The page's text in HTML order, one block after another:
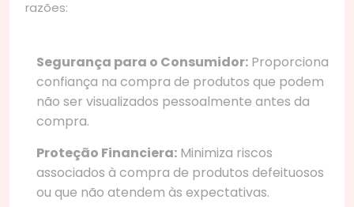
razões:
Segurança para o Consumidor: Proporciona
confiança na compra de produtos que podem
não ser visualizados pessoalmente antes da
compra.
Proteção Financiera: Minimiza riscos
associados à compra de produtos defeituosos
ou que não atendem às expectativas.